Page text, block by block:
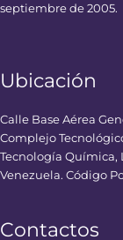
septiembre de 2005.
Ubicación
Calle Base Aérea
Complejo
Tecnología Química,
Venezuela. Código
Contactos